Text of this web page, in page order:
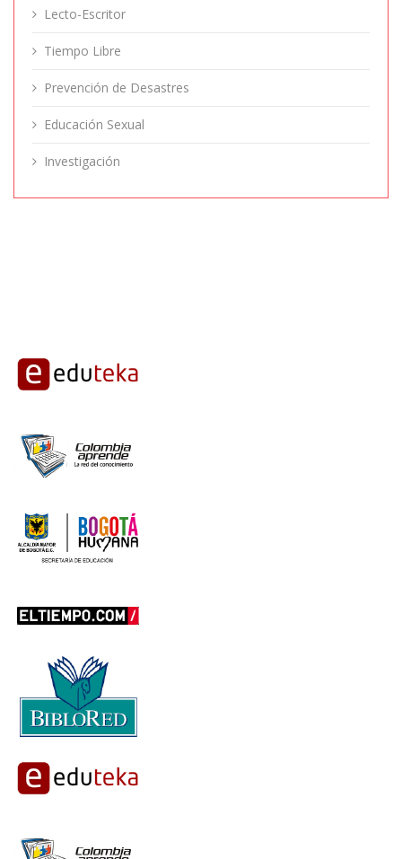
Lecto-Escritor
Tiempo Libre
Prevención de Desastres
Educación Sexual
Investigación